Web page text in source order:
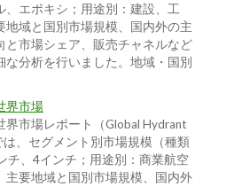
、エポキシ；用途別：建設、工
地域と国別市場規模、国内外の主
と市場シェア、販売チャネルなど
な分析を行いました。地域・国別
界市場
界市場レポート（Global Hydrant
、セグメント別市場規模（種類
チ、4インチ；用途別：商業航空
主要地域と国別市場規模、国内外